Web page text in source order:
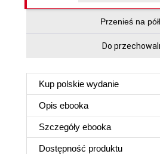
Przenieś na
Do
Kup polskie wydanie
Opis ebooka
Szczegóły ebooka
Dostępność produktu